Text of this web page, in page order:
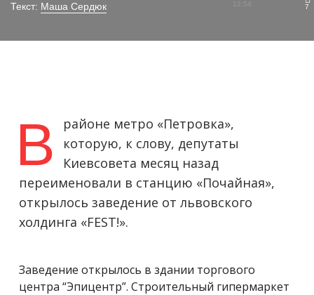
Текст: Маша Сердюк 7
В
районе метро «Петровка»,
которую, к слову, депутаты
Киевсовета месяц назад
переименовали в станцию «Почайная»,
открылось заведение от львовского
холдинга «FEST!».
Заведение открылось в здании торгового
центра “Эпицентр”. Строительный гипермаркет